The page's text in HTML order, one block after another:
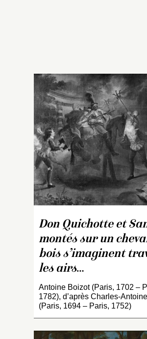
Don Quichotte et
montés sur un
bois s’imaginent
les airs…
Antoine Boizot (Paris, 1702 –
1782), d’après Charles-
(Paris, 1694 – Paris, 1752)